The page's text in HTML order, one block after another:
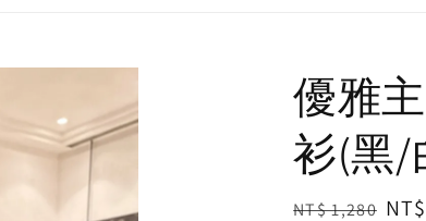
優雅
衫(黑/
Regular
NT$ 1,280 Sale